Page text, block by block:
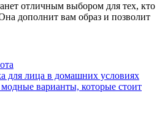
отличным выбором для тех, кто
дополнит вам образ и позволит
для лица в домашних условиях
варианты, которые стоит